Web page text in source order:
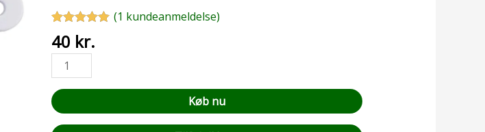
Bedømt
som5.00
ud af 5
baseret på
kundebedømmelse
(1 kundeanmeldelse)
40 kr.
-50°C~110°C
til
rugemaskine
drivhus
antal
Køb nu